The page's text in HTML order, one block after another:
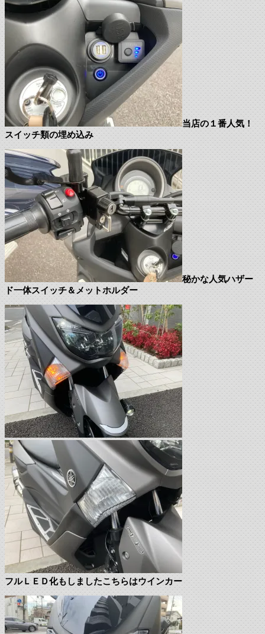
当店の１番人気！
スイッチ類の埋め込み
秘かな人気ハザー
ド一体スイッチ＆メットホルダー
フルＬＥＤ化もしましたこちらはウインカー